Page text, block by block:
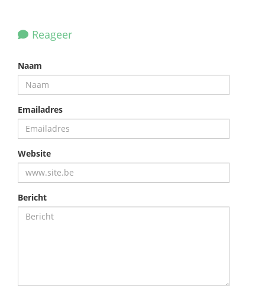
Reageer
Naam
Emailadres
Website
Bericht